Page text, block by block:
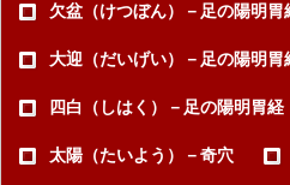
欠盆（けつぼん）－足の陽明胃
大迎（だいげい）－足の陽明胃
四白（しはく）－足の陽明胃経
太陽（たいよう）－奇穴